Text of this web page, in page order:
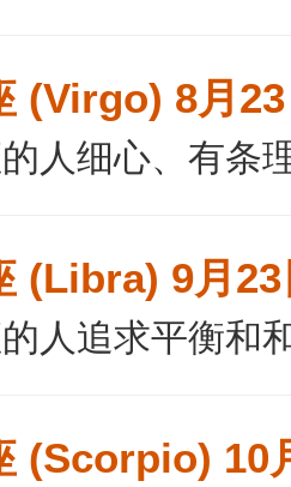
(Virgo) 8月
人细心、有条
(Libra) 9月
人追求平衡和
(Scorpio) 10